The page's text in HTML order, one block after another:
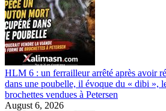
HLM 6 : un ferrailleur arrêté après avoir
dans une poubelle, il évoque du « dibi »,
brochettes vendues à Petersen
August 6, 2026